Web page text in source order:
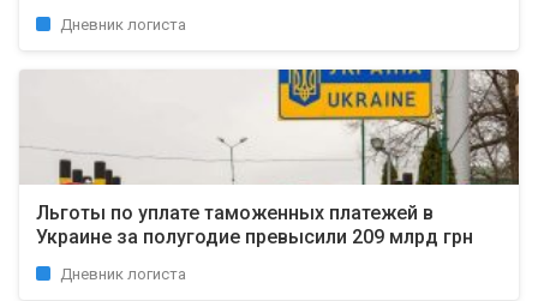
Дневник логиста
Льготы по уплате таможенных платежей в
Украине за полугодие превысили 209 млрд грн
Дневник логиста